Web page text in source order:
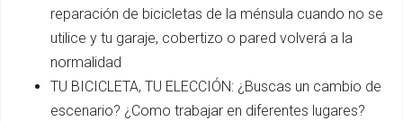
reparación de bicicletas de la ménsula cuando no se
utilice y tu garaje, cobertizo o pared volverá a la
normalidad
TU BICICLETA, TU ELECCIÓN: ¿Buscas un cambio de
escenario? ¿Como trabajar en diferentes lugares?